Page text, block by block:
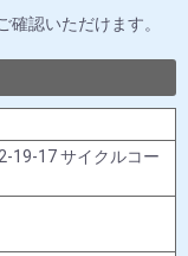
認いただけます。
19-17 サイクルコー